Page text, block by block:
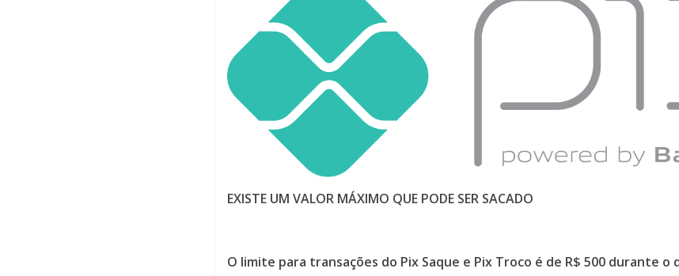
EXISTE UM VALOR MÁXIMO QUE PODE SER SACADO
O limite para transações do Pix Saque e Pix Troco é de R$ 500 durante o